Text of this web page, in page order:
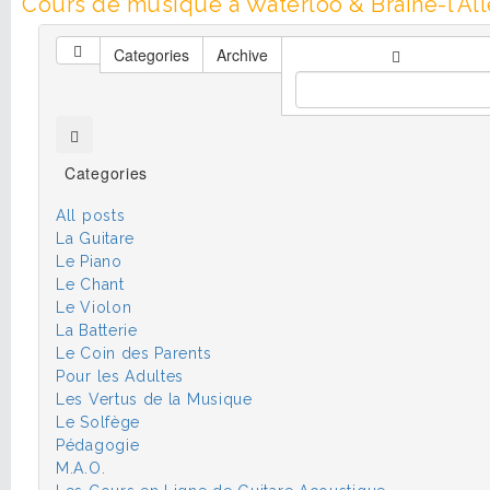
Categories Archive
Categories
All posts
La Guitare
Le Piano
Le Chant
Le Violon
La Batterie
Le Coin des Parents
Pour les Adultes
Les Vertus de la Musique
Le Solfège
Pédagogie
M.A.O.